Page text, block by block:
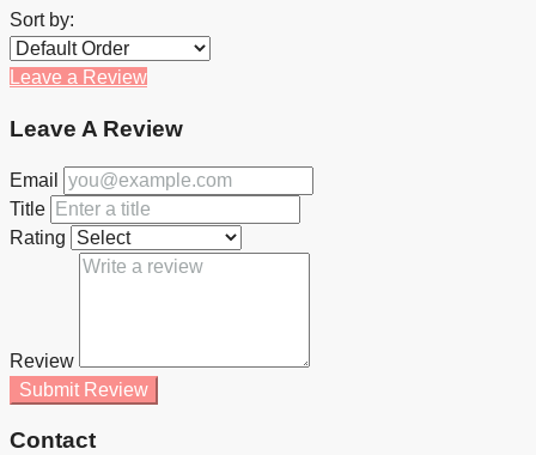
Sort by:
Leave a Review
Leave A Review
Email
Title
Rating
Review
Submit Review
Contact